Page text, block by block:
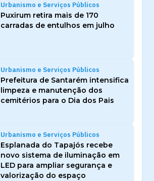
Urbanismo e Serviços Públicos
Puxirum retira mais de 170
carradas de entulhos em julho
Urbanismo e Serviços Públicos
Prefeitura de Santarém intensifica
limpeza e manutenção dos
cemitérios para o Dia dos Pais
Urbanismo e Serviços Públicos
Esplanada do Tapajós recebe
novo sistema de iluminação em
LED para ampliar segurança e
valorização do espaço